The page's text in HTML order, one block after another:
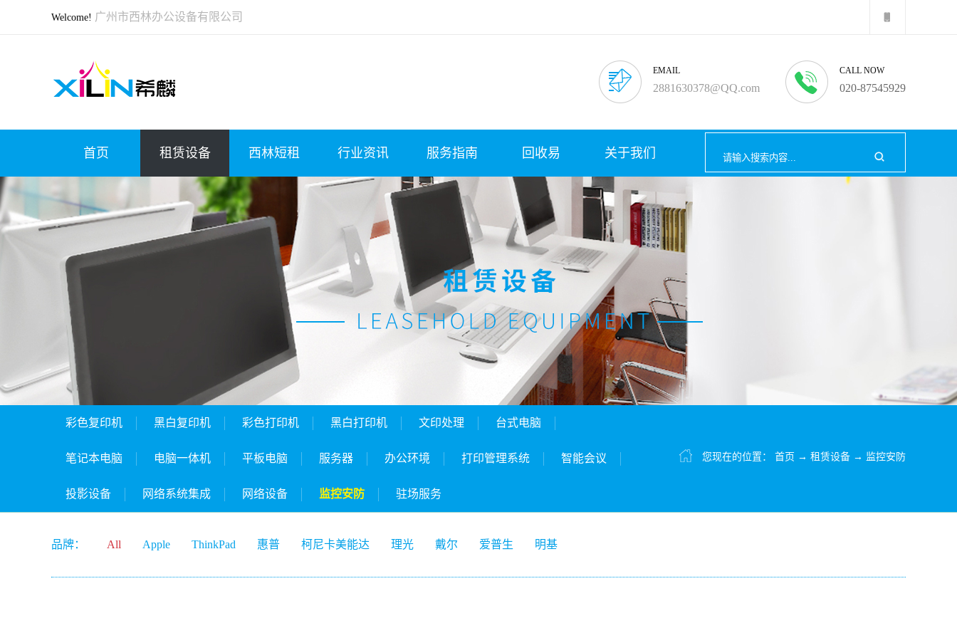
Welcome! 广州市西林办公设备有限公司
EMAIL
2881630378@QQ.com
CALL NOW
020-87545929
首页 租赁设备 西林短租 行业资讯 服务指南 回收易 关于我们
您现在的位置： 首页 → 租赁设备 → 监控安防
彩色复印机 黑白复印机 彩色打印机 黑白打印机 文印处理 台式电脑
笔记本电脑 电脑一体机 平板电脑 服务器 办公环境 打印管理系统 智能会议
投影设备 网络系统集成 网络设备 监控安防 驻场服务
品牌： All Apple ThinkPad 惠普 柯尼卡美能达 理光 戴尔 爱普生 明基